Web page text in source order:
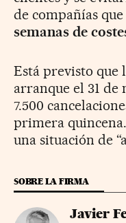
de compañías
semanas de
Está previsto que
arranque el 31
7.500
primera
una situación de
SOBRE LA FIRMA
Javier